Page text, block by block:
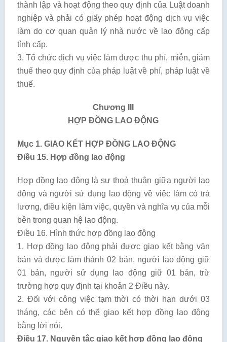
thành lập và hoạt động theo quy định của Luật doanh
nghiệp và phải có giấy phép hoạt động dịch vụ việc
làm do cơ quan quản lý nhà nước về lao động cấp
tỉnh cấp.
3. Tổ chức dịch vụ việc làm được thu phí, miễn, giảm
thuế theo quy định của pháp luật về phí, pháp luật về
thuế.
Chương III
HỢP ĐỒNG LAO ĐỘNG
Mục 1. GIAO KẾT HỢP ĐỒNG LAO ĐỘNG
Điều 15. Hợp đồng lao động
Hợp đồng lao động là sự thoả thuận giữa người lao
động và người sử dụng lao động về việc làm có trả
lương, điều kiện làm việc, quyền và nghĩa vụ của mỗi
bên trong quan hệ lao động.
Điều 16. Hình thức hợp đồng lao động
1. Hợp đồng lao động phải được giao kết bằng văn
bản và được làm thành 02 bản, người lao động giữ
01 bản, người sử dụng lao động giữ 01 bản, trừ
trường hợp quy định tại khoản 2 Điều này.
2. Đối với công việc tạm thời có thời hạn dưới 03
tháng, các bên có thể giao kết hợp đồng lao động
bằng lời nói.
Điều 17. Nguyên tắc giao kết hợp đồng lao động